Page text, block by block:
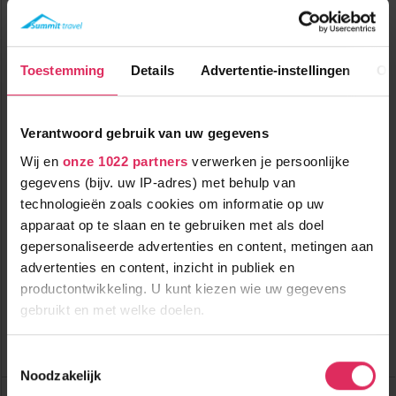
Toestemming Details Advertentie-instellingen
Verantwoord gebruik van uw gegevens
Wij en onze 1022 partners verwerken je persoonlijke
gegevens (bijv. uw IP-adres) met behulp van
technologieën zoals cookies om informatie op uw
apparaat op te slaan en te gebruiken met als doel
gepersonaliseerde advertenties en content, metingen aan
advertenties en content, inzicht in publiek en
productontwikkeling. U kunt kiezen wie uw gegevens
gebruikt en met welke doelen.
Informatie verzamelen over uw geografische
Noodzakelijk
Prima appartementen, rustig gelegen, net buiten Flachau.
vanaf
724 p.p.
incl. skipas
( januari )
5000m tot centrum
2500m tot skilift
logies
7,0
Bekijk deze vakantie